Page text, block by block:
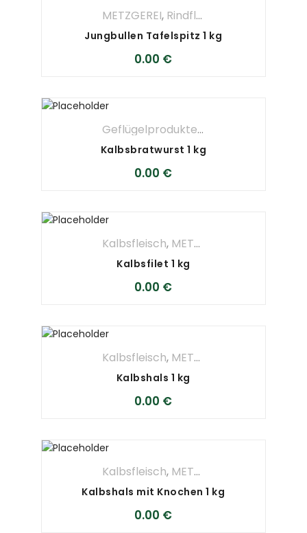
METZGEREI, Rindfleisch
Jungbullen Tafelspitz 1 kg
0.00 €
Geflügelprodukte
,METZGEREI
Kalbsbratwurst 1 kg
0.00 €
Kalbsfleisch, METZGEREI
Kalbsfilet 1 kg
0.00 €
Kalbsfleisch, METZGEREI
Kalbshals 1 kg
0.00 €
Kalbsfleisch, METZGEREI
Kalbshals mit Knochen 1 kg
0.00 €